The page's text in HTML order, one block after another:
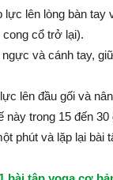
lực lên lòng bàn tay
cổ trở lại).
và cánh tay,
lên đầu gối và
này trong 15 đến 30
phút và lặp lại bài